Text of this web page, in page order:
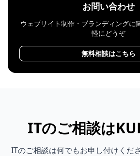
お問い合わせ
ウェブサイト制作・ブランディングに
軽にどうぞ
無料相談はこちら
ITのご相談は
ITのご相談は何でもお申し付けくだ